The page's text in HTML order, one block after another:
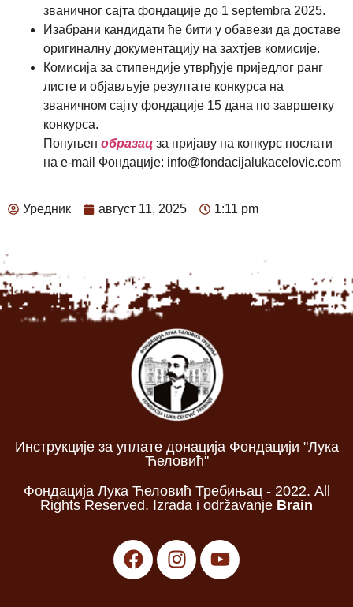
званичног сајта фондације до 1 septembra 2025.
Изабрани кандидати ће бити у обавези да доставе
оригиналну документацију на захтјев комисије.
Комисија за стипендије утврђује приједлог ранг
листе и објављује резултате конкурса на
званичном сајту фондације 15 дана по завршетку
конкурса.
Попуњен образац за пријаву на конкурс послати
на e-mail Фондације: info@fondacijalukacelovic.com
Уредник август 11, 2025 1:11 pm
Инструкције за уплате донација Фондацији "Лука
Ћеловић"
Фондација Лука Ћеловић Требињац - 2022. All
Rights Reserved. Izrada i održavanje Brain